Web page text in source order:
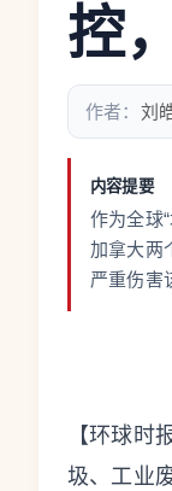
控
作者： 刘
内容提要
作为全球
加拿大两
严重伤害
【环球时
圾、工业